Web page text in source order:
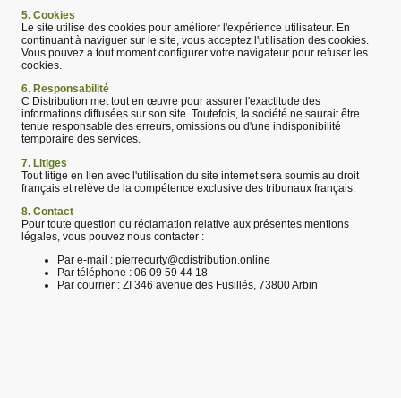
5. Cookies
Le site utilise des cookies pour améliorer l'expérience utilisateur. En
continuant à naviguer sur le site, vous acceptez l'utilisation des cookies.
Vous pouvez à tout moment configurer votre navigateur pour refuser les
cookies.
6. Responsabilité
C Distribution met tout en œuvre pour assurer l'exactitude des
informations diffusées sur son site. Toutefois, la société ne saurait être
tenue responsable des erreurs, omissions ou d'une indisponibilité
temporaire des services.
7. Litiges
Tout litige en lien avec l'utilisation du site internet sera soumis au droit
français et relève de la compétence exclusive des tribunaux français.
8. Contact
Pour toute question ou réclamation relative aux présentes mentions
légales, vous pouvez nous contacter :
Par e-mail : pierrecurty@cdistribution.online
Par téléphone : 06 09 59 44 18
Par courrier : ZI 346 avenue des Fusillés, 73800 Arbin